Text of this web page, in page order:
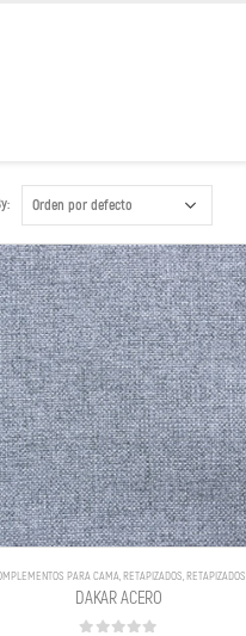
PARA CAMA,RETAPIZADOS,RETAPIZADOS
DAKAR ACERO